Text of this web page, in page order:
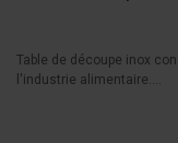
Table de découpe inox
l'industrie alimentaire....